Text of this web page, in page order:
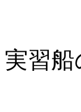
実習